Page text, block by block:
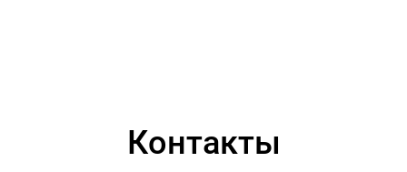
Контакты